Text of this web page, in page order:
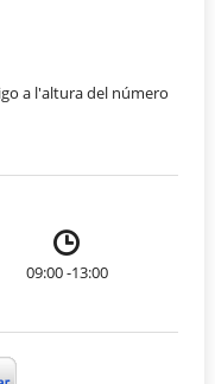
a l'altura del número
09:00 -13:00